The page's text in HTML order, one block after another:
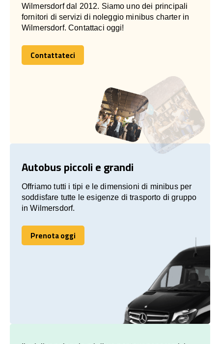
Wilmersdorf dal 2012. Siamo uno dei principali
fornitori di servizi di noleggio minibus charter in
Wilmersdorf. Contattaci oggi!
Contattateci
Contattateci
Autobus piccoli e grandi
Offriamo tutti i tipi e le dimensioni di minibus per
soddisfare tutte le esigenze di trasporto di gruppo
in Wilmersdorf.
Prenota oggi
Prenota oggi